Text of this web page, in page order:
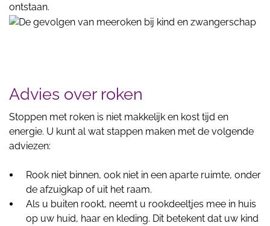
ontstaan.
Advies over roken
Stoppen met roken is niet makkelijk en kost tijd en
energie. U kunt al wat stappen maken met de volgende
adviezen:
Rook niet binnen, ook niet in een aparte ruimte, onder
de afzuigkap of uit het raam.
Als u buiten rookt, neemt u rookdeeltjes mee in huis
op uw huid, haar en kleding. Dit betekent dat uw kind